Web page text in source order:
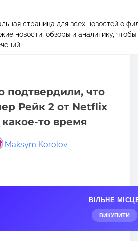
страница для всех новостей о
новости, обзоры и аналитику,
Руссо подтвердили, что съемки
начнутся какое-то время
подтвердили, что
Рейк 2 от Netflix
то время
Maksym Korolov
ВІЛЬНЕ
ВИКУПИТИ